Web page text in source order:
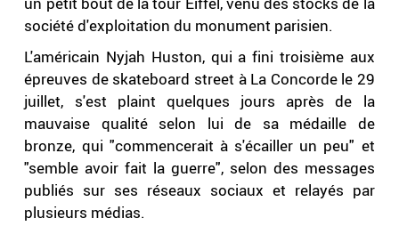
société d'exploitation du monument parisien.
L'américain Nyjah Huston, qui a fini troisième aux
épreuves de skateboard street à La Concorde le 29
juillet, s'est plaint quelques jours après de la
mauvaise qualité selon lui de sa médaille de
bronze, qui "commencerait à s'écailler un peu" et
"semble avoir fait la guerre", selon des messages
publiés sur ses réseaux sociaux et relayés par
plusieurs médias.